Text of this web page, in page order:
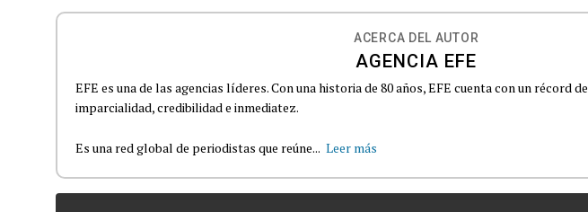
ACERCA DEL AUTOR
AGENCIA EFE
EFE es una de las agencias líderes. Con una historia de 80 años, EFE cuenta con un récord de
imparcialidad, credibilidad e inmediatez.
Es una red global de periodistas que reúne... Leer más